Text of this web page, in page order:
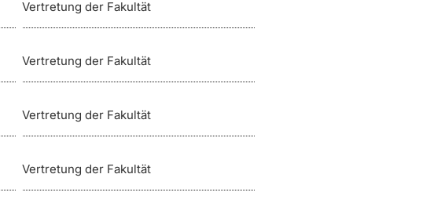
Vertretung der Fakultät
Vertretung der Fakultät
Vertretung der Fakultät
Vertretung der Fakultät